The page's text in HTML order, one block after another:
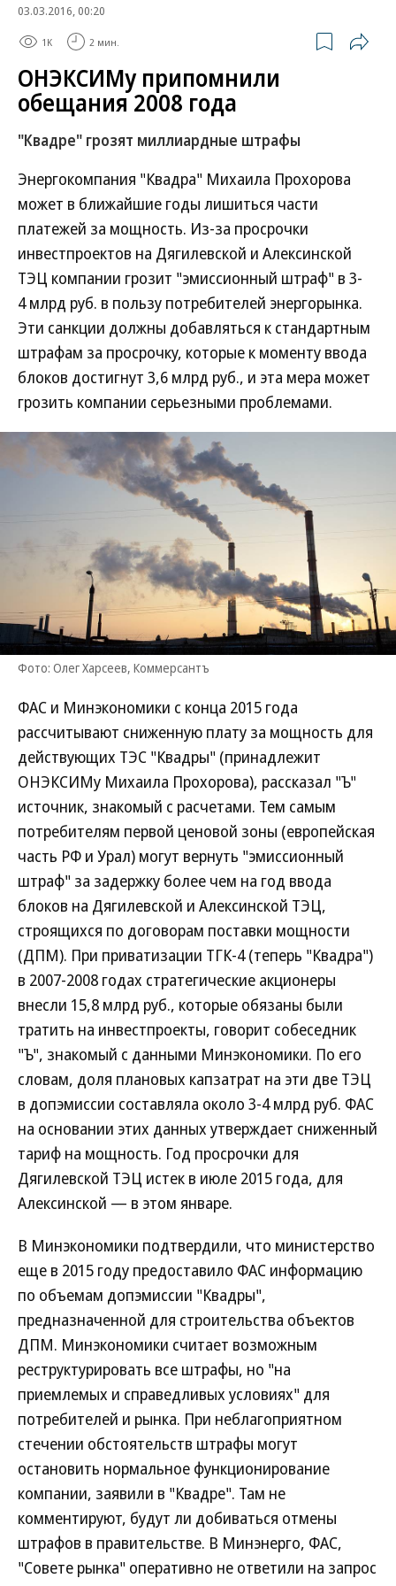
03.03.2016, 00:20
1K 2 мин.
ОНЭКСИМу припомнили
обещания 2008 года
"Квадре" грозят миллиардные штрафы
Энергокомпания "Квадра" Михаила Прохорова
может в ближайшие годы лишиться части
платежей за мощность. Из-за просрочки
инвестпроектов на Дягилевской и Алексинской
ТЭЦ компании грозит "эмиссионный штраф" в 3-
4 млрд руб. в пользу потребителей энергорынка.
Эти санкции должны добавляться к стандартным
штрафам за просрочку, которые к моменту ввода
блоков достигнут 3,6 млрд руб., и эта мера может
грозить компании серьезными проблемами.
Фото: Олег Харсеев, Коммерсантъ
ФАС и Минэкономики с конца 2015 года
рассчитывают сниженную плату за мощность для
действующих ТЭС "Квадры" (принадлежит
ОНЭКСИМу Михаила Прохорова), рассказал "Ъ"
источник, знакомый с расчетами. Тем самым
потребителям первой ценовой зоны (европейская
часть РФ и Урал) могут вернуть "эмиссионный
штраф" за задержку более чем на год ввода
блоков на Дягилевской и Алексинской ТЭЦ,
строящихся по договорам поставки мощности
(ДПМ). При приватизации ТГК-4 (теперь "Квадра")
в 2007-2008 годах стратегические акционеры
внесли 15,8 млрд руб., которые обязаны были
тратить на инвестпроекты, говорит собеседник
"Ъ", знакомый с данными Минэкономики. По его
словам, доля плановых капзатрат на эти две ТЭЦ
в допэмиссии составляла около 3-4 млрд руб. ФАС
на основании этих данных утверждает сниженный
тариф на мощность. Год просрочки для
Дягилевской ТЭЦ истек в июле 2015 года, для
Алексинской — в этом январе.
В Минэкономики подтвердили, что министерство
еще в 2015 году предоставило ФАС информацию
по объемам допэмиссии "Квадры",
предназначенной для строительства объектов
ДПМ. Минэкономики считает возможным
реструктурировать все штрафы, но "на
приемлемых и справедливых условиях" для
потребителей и рынка. При неблагоприятном
стечении обстоятельств штрафы могут
остановить нормальное функционирование
компании, заявили в "Квадре". Там не
комментируют, будут ли добиваться отмены
штрафов в правительстве. В Минэнерго, ФАС,
"Совете рынка" оперативно не ответили на запрос